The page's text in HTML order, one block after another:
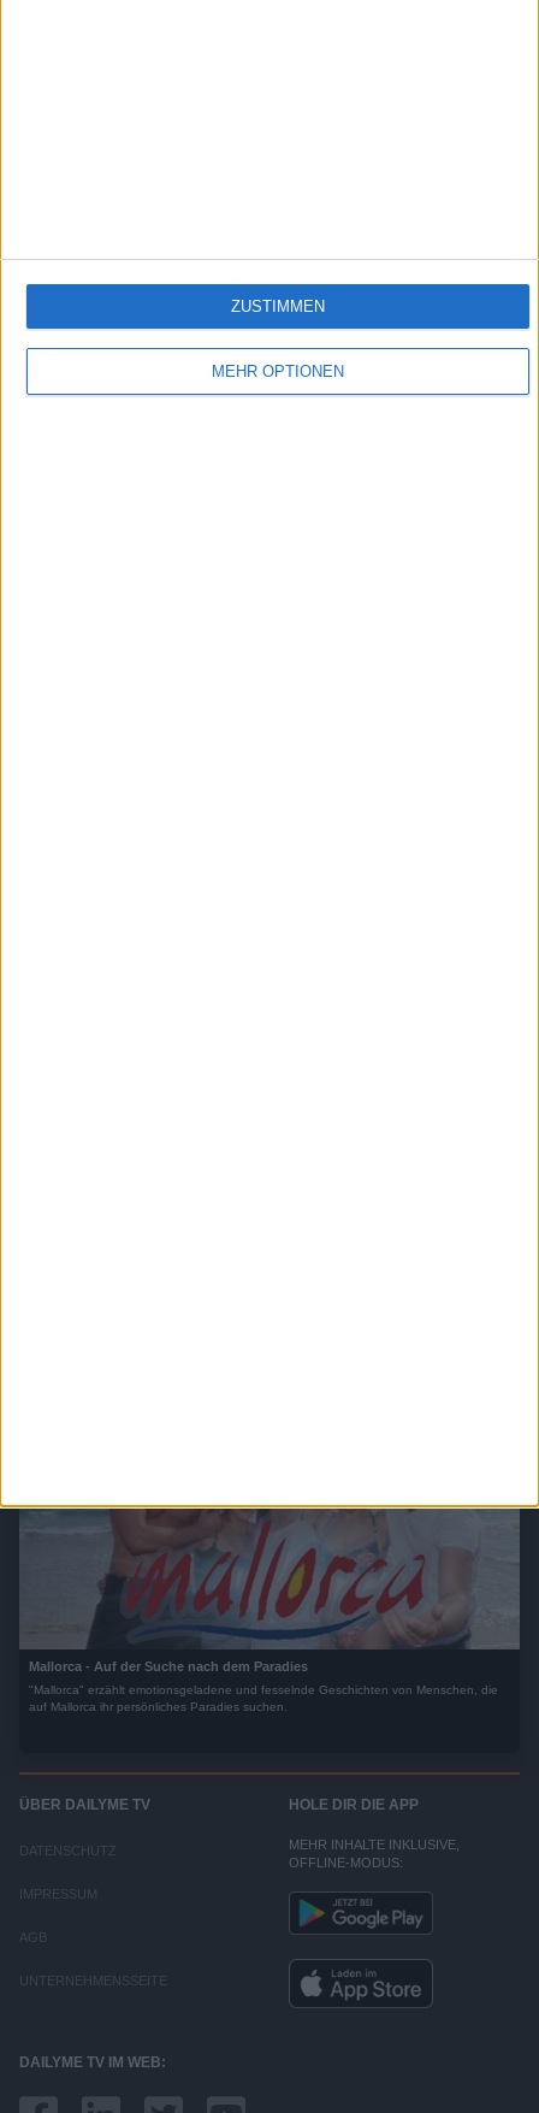
MEHR OPTIONEN
ZUSTIMMEN
Mallorca - Auf der Suche nach dem Paradies
"Mallorca" erzählt emotionsgeladene und fesselnde Geschichten von Menschen, die
auf Mallorca ihr persönliches Paradies suchen.
ÜBER DAILYME TV
DATENSCHUTZ
IMPRESSUM
AGB
UNTERNEHMENSSEITE
HOLE DIR DIE APP
MEHR INHALTE INKLUSIVE,
OFFLINE-MODUS:
DAILYME TV IM WEB: